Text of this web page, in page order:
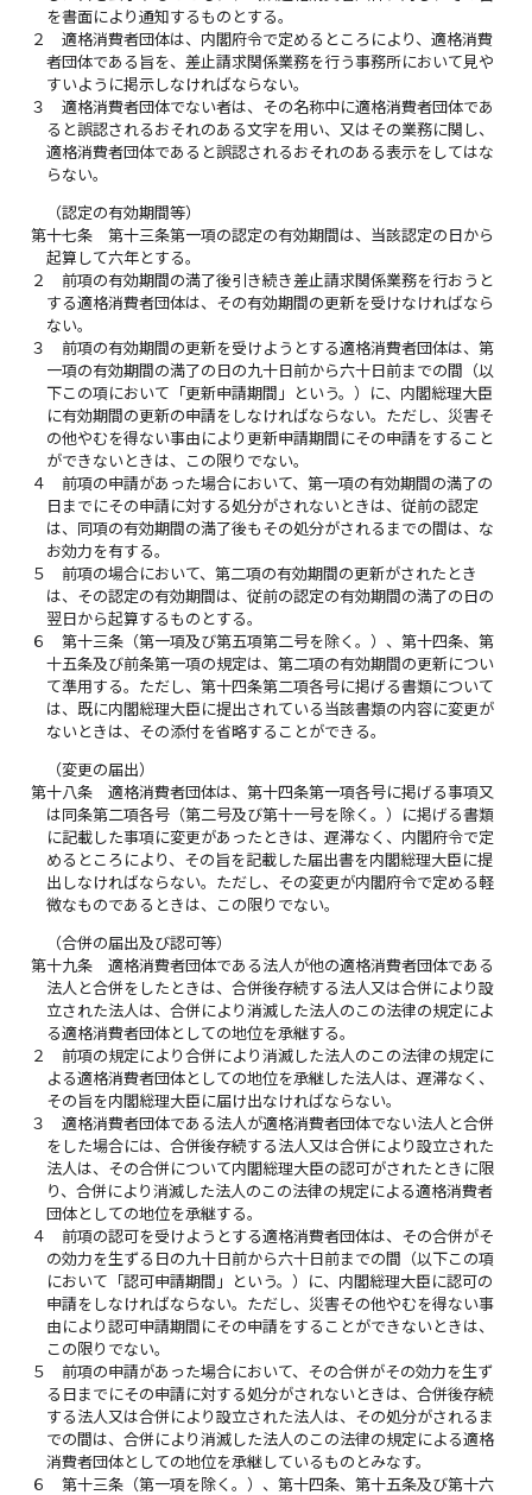
を書面により通知するものとする。
２
適格消費者団体は、内閣府令で定めるところにより、適格消費
者団体である旨を、差止請求関係業務を行う事務所において見や
すいように掲示しなければならない。
３
適格消費者団体でない者は、その名称中に適格消費者団体であ
ると誤認されるおそれのある文字を用い、又はその業務に関し、
適格消費者団体であると誤認されるおそれのある表示をしてはな
らない。
（認定の有効期間等）
第十七条
第十三条第一項の認定の有効期間は、当該認定の日から
起算して六年とする。
２
前項の有効期間の満了後引き続き差止請求関係業務を行おうと
する適格消費者団体は、その有効期間の更新を受けなければなら
ない。
３
前項の有効期間の更新を受けようとする適格消費者団体は、第
一項の有効期間の満了の日の九十日前から六十日前までの間（以
下この項において「更新申請期間」という。）に、内閣総理大臣
に有効期間の更新の申請をしなければならない。ただし、災害そ
の他やむを得ない事由により更新申請期間にその申請をすること
ができないときは、この限りでない。
４
前項の申請があった場合において、第一項の有効期間の満了の
日までにその申請に対する処分がされないときは、従前の認定
は、同項の有効期間の満了後もその処分がされるまでの間は、な
お効力を有する。
５
前項の場合において、第二項の有効期間の更新がされたとき
は、その認定の有効期間は、従前の認定の有効期間の満了の日の
翌日から起算するものとする。
６
第十三条（第一項及び第五項第二号を除く。）、第十四条、第
十五条及び前条第一項の規定は、第二項の有効期間の更新につい
て準用する。ただし、第十四条第二項各号に掲げる書類について
は、既に内閣総理大臣に提出されている当該書類の内容に変更が
ないときは、その添付を省略することができる。
（変更の届出）
第十八条
適格消費者団体は、第十四条第一項各号に掲げる事項又
は同条第二項各号（第二号及び第十一号を除く。）に掲げる書類
に記載した事項に変更があったときは、遅滞なく、内閣府令で定
めるところにより、その旨を記載した届出書を内閣総理大臣に提
出しなければならない。ただし、その変更が内閣府令で定める軽
微なものであるときは、この限りでない。
（合併の届出及び認可等）
第十九条
適格消費者団体である法人が他の適格消費者団体である
法人と合併をしたときは、合併後存続する法人又は合併により設
立された法人は、合併により消滅した法人のこの法律の規定によ
る適格消費者団体としての地位を承継する。
２
前項の規定により合併により消滅した法人のこの法律の規定に
よる適格消費者団体としての地位を承継した法人は、遅滞なく、
その旨を内閣総理大臣に届け出なければならない。
３
適格消費者団体である法人が適格消費者団体でない法人と合併
をした場合には、合併後存続する法人又は合併により設立された
法人は、その合併について内閣総理大臣の認可がされたときに限
り、合併により消滅した法人のこの法律の規定による適格消費者
団体としての地位を承継する。
４
前項の認可を受けようとする適格消費者団体は、その合併がそ
の効力を生ずる日の九十日前から六十日前までの間（以下この項
において「認可申請期間」という。）に、内閣総理大臣に認可の
申請をしなければならない。ただし、災害その他やむを得ない事
由により認可申請期間にその申請をすることができないときは、
この限りでない。
５
前項の申請があった場合において、その合併がその効力を生ず
る日までにその申請に対する処分がされないときは、合併後存続
する法人又は合併により設立された法人は、その処分がされるま
での間は、合併により消滅した法人のこの法律の規定による適格
消費者団体としての地位を承継しているものとみなす。
６
第十三条（第一項を除く。）、第十四条、第十五条及び第十六